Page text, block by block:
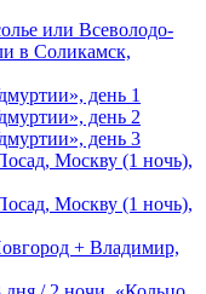
или Всеволодо-
в Соликамск,
день 1
день 2
день 3
Москву (1 ночь),
Москву (1 ночь),
+ Владимир,